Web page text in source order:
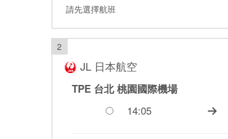
請先選擇航班
2
JL 日本航空
TPE 台北桃園國際機場
14:05